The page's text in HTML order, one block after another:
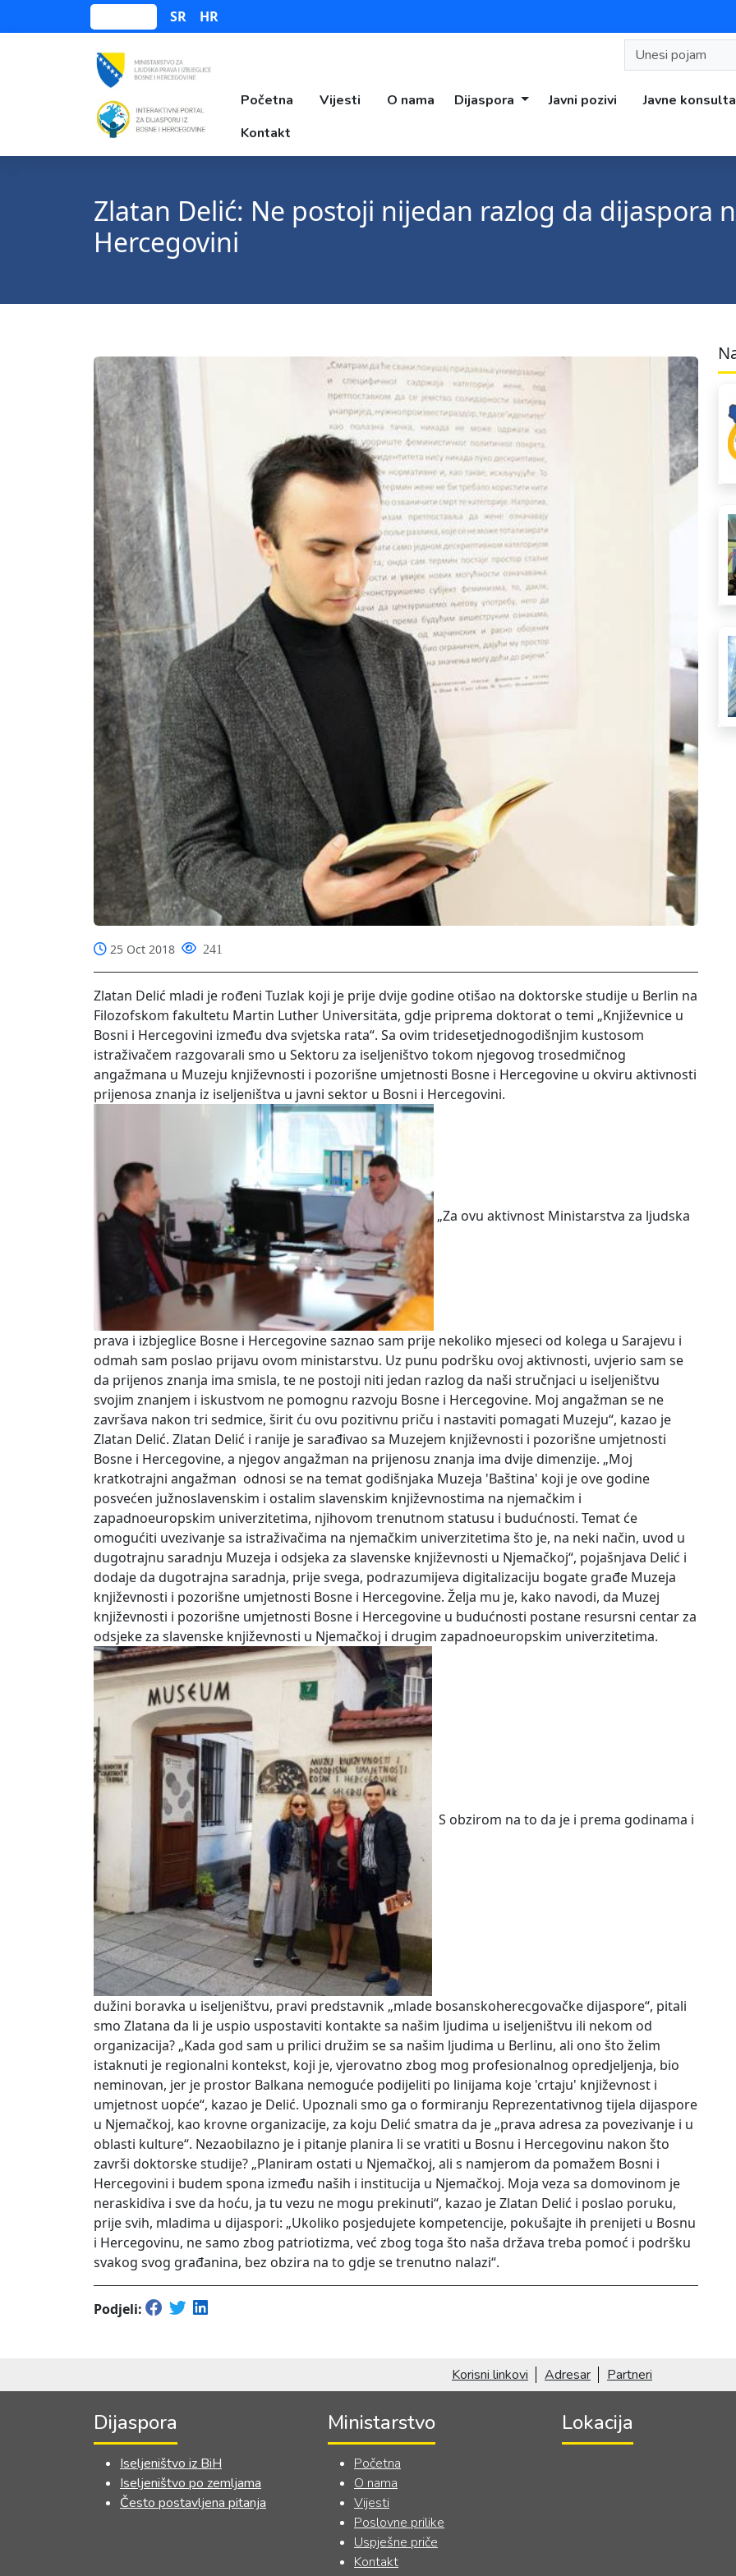
SR HR
Početna Vijesti O nama Dijaspora Javni pozivi Javne
Kontakt
Zlatan Delić: Ne postoji nijedan razlog da dijaspora
Hercegovini
25 Oct 2018 241
Zlatan Delić mladi je rođeni Tuzlak koji je prije dvije godine otišao na doktorske studije u Berlin na
Filozofskom fakultetu Martin Luther Universitäta, gdje priprema doktorat o temi „Književnice u
Bosni i Hercegovini između dva svjetska rata“. Sa ovim tridesetjednogodišnjim kustosom
istraživačem razgovarali smo u Sektoru za iseljeništvo tokom njegovog trosedmičnog
angažmana u Muzeju književnosti i pozorišne umjetnosti Bosne i Hercegovine u okviru aktivnosti
prijenosa znanja iz iseljeništva u javni sektor u Bosni i Hercegovini.
„Za ovu aktivnost Ministarstva za ljudska
prava i izbjeglice Bosne i Hercegovine saznao sam prije nekoliko mjeseci od kolega u Sarajevu i
odmah sam poslao prijavu ovom ministarstvu. Uz punu podršku ovoj aktivnosti, uvjerio sam se
da prijenos znanja ima smisla, te ne postoji niti jedan razlog da naši stručnjaci u iseljeništvu
svojim znanjem i iskustvom ne pomognu razvoju Bosne i Hercegovine. Moj angažman se ne
završava nakon tri sedmice, širit ću ovu pozitivnu priču i nastaviti pomagati Muzeju“, kazao je
Zlatan Delić. Zlatan Delić i ranije je sarađivao sa Muzejem književnosti i pozorišne umjetnosti
Bosne i Hercegovine, a njegov angažman na prijenosu znanja ima dvije dimenzije. „Moj
kratkotrajni angažman odnosi se na temat godišnjaka Muzeja 'Baština' koji je ove godine
posvećen južnoslavenskim i ostalim slavenskim književnostima na njemačkim i
zapadnoeuropskim univerzitetima, njihovom trenutnom statusu i budućnosti. Temat će
omogućiti uvezivanje sa istraživačima na njemačkim univerzitetima što je, na neki način, uvod u
dugotrajnu saradnju Muzeja i odsjeka za slavenske književnosti u Njemačkoj“, pojašnjava Delić i
dodaje da dugotrajna saradnja, prije svega, podrazumijeva digitalizaciju bogate građe Muzeja
književnosti i pozorišne umjetnosti Bosne i Hercegovine. Želja mu je, kako navodi, da Muzej
književnosti i pozorišne umjetnosti Bosne i Hercegovine u budućnosti postane resursni centar za
odsjeke za slavenske književnosti u Njemačkoj i drugim zapadnoeuropskim univerzitetima.
S obzirom na to da je i prema godinama i
dužini boravka u iseljeništvu, pravi predstavnik „mlade bosanskoherecgovačke dijaspore“, pitali
smo Zlatana da li je uspio uspostaviti kontakte sa našim ljudima u iseljeništvu ili nekom od
organizacija? „Kada god sam u prilici družim se sa našim ljudima u Berlinu, ali ono što želim
istaknuti je regionalni kontekst, koji je, vjerovatno zbog mog profesionalnog opredjeljenja, bio
neminovan, jer je prostor Balkana nemoguće podijeliti po linijama koje 'crtaju' književnost i
umjetnost uopće“, kazao je Delić. Upoznali smo ga o formiranju Reprezentativnog tijela dijaspore
u Njemačkoj, kao krovne organizacije, za koju Delić smatra da je „prava adresa za povezivanje i u
oblasti kulture“. Nezaobilazno je i pitanje planira li se vratiti u Bosnu i Hercegovinu nakon što
završi doktorske studije? „Planiram ostati u Njemačkoj, ali s namjerom da pomažem Bosni i
Hercegovini i budem spona između naših i institucija u Njemačkoj. Moja veza sa domovinom je
neraskidiva i sve da hoću, ja tu vezu ne mogu prekinuti“, kazao je Zlatan Delić i poslao poruku,
prije svih, mladima u dijaspori: „Ukoliko posjedujete kompetencije, pokušajte ih prenijeti u Bosnu
i Hercegovinu, ne samo zbog patriotizma, već zbog toga što naša država treba pomoć i podršku
svakog svog građanina, bez obzira na to gdje se trenutno nalazi“.
Podjeli:
Korisni linkovi Adresar Partneri
Dijaspora
Iseljeništvo iz BiH
Iseljeništvo po zemljama
Često postavljena pitanja
Ministarstvo
Početna
O nama
Vijesti
Poslovne prilike
Uspješne priče
Kontakt
Lokacija